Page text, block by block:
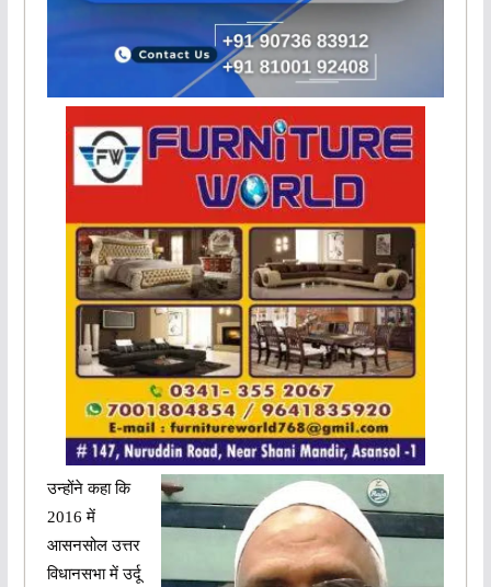
उन्होंने कहा कि
2016 में
आसनसोल उत्तर
विधानसभा में उर्दू